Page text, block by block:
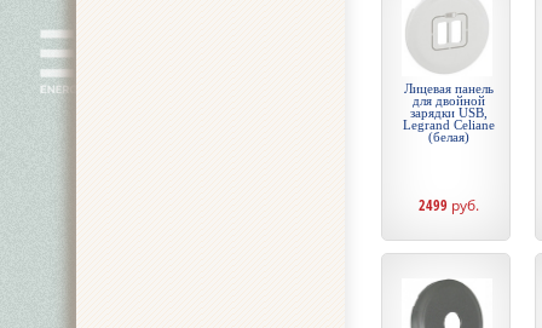
Лицевая панель
для двойной
зарядки USB,
Legrand Celiane
(белая)
2499 руб.